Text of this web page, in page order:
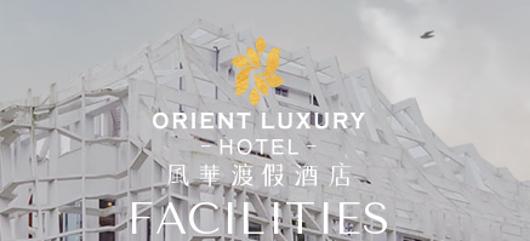
FACILITIES